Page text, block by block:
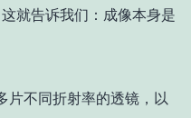
就告诉我们：成像本身是
片不同折射率的透镜，以